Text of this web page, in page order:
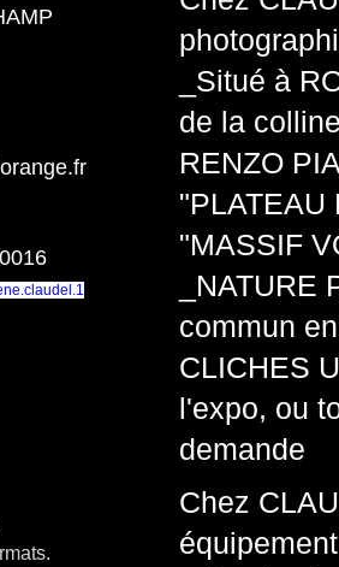
_Situé à
de la
RENZO
"PLATEAU
"MASSIF
commun
CLICHES
l'expo, ou
demande
Chez